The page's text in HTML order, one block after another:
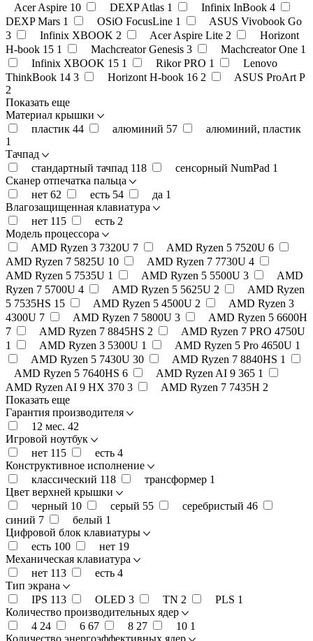
Acer Aspire 10 DEXP Atlas 1 Infinix InBook 4
DEXP Mars 1 OSiO FocusLine 1
ASUS Vivobook Go
3
Infinix XBOOK 2 Acer Aspire Lite 2
Horizont
H-book 15 1 Machcreator Genesis 3 Machcreator One 1
Infinix XBOOK 15 1 Rikor PRO 1
Lenovo
ThinkBook 14 3 Horizont H-book 16 2
ASUS ProArt P
2
Показать еще
Материал крышки
пластик 44 алюминий 57
алюминий, пластик
1
Тачпад
стандартный тачпад 118 сенсорный NumPad 1
Сканер отпечатка пальца
нет 62 есть 54 да 1
Влагозащищенная клавиатура
нет 115 есть 2
Модель процессора
AMD Ryzen 3 7320U 7 AMD Ryzen 5 7520U 6
AMD Ryzen 7 5825U 10 AMD Ryzen 7 7730U 4
AMD Ryzen 5 7535U 1 AMD Ryzen 5 5500U 3
AMD
Ryzen 7 5700U 4 AMD Ryzen 5 5625U 2
AMD Ryzen
5 7535HS 15 AMD Ryzen 5 4500U 2
AMD Ryzen 3
4300U 7 AMD Ryzen 7 5800U 3
AMD Ryzen 5 6600H
7
AMD Ryzen 7 8845HS 2
AMD Ryzen 7 PRO 4750U
1
AMD Ryzen 3 5300U 1 AMD Ryzen 5 Pro 4650U 1
AMD Ryzen 5 7430U 30 AMD Ryzen 7 8840HS 1
AMD Ryzen 5 7640HS 6 AMD Ryzen AI 9 365 1
AMD Ryzen AI 9 HX 370 3 AMD Ryzen 7 7435H 2
Показать еще
Гарантия производителя
12 мес. 42
Игровой ноутбук
нет 115 есть 4
Конструктивное исполнение
классический 118 трансформер 1
Цвет верхней крышки
черный 10 серый 55 серебристый 46
синий 7 белый 1
Цифровой блок клавиатуры
есть 100 нет 19
Механическая клавиатура
нет 113 есть 4
Тип экрана
IPS 113 OLED 3 TN 2 PLS 1
Количество производительных ядер
4 24 6 67 8 27 10 1
Количество энергоэффективных ядер